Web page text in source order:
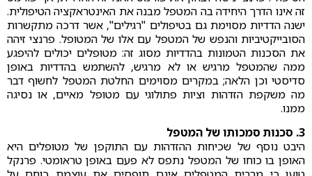
זה אינו הדרך היחידה בה המטפל מבנה את האינטראקציה הטיפולית.
ישנה הדדיות מסוימת גם בטיפולים "רגילים", אשר דרכה מתקשרות
הסובייקטיביות והנפש של המטפל עם אלו של המטופל. פרנצי זיהה
את הסכנות הטמונות בהדדיות מסוג זה: מטופלים יכולים להיפגע
ממה שהמטפל מרגיש או לא מרגיש, להשתמש בהדדיות באופן
סדיסטי וכן הלאה; במקרים מסוימים החלטת המטפל לחשוף דבר
מה משקפת הזדהות וציות פתולוגי עם מטופל מאיים, או נסיגה
ממנו.
3. סכנות סמכותו של המטפל
היבט נוסף של שכיחות ההזדהות עם התוקפן של מטופלים היא
האופן בו כוחו של המטפל נתפס לא פעם באופן טראומטי. פרנקל